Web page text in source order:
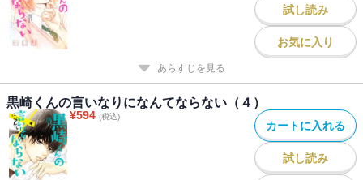
試し読み
お気に入り
あらすじを見る
黒崎くんの言いなりになんてならない（４）
¥594 (税込)
カートに入れる
試し読み